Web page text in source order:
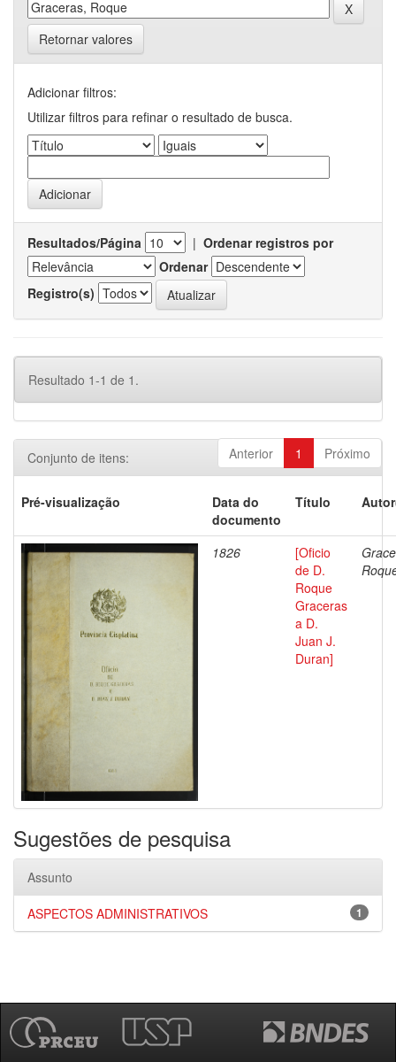
Retornar valores
Adicionar filtros:
Utilizar filtros para refinar o resultado de busca.
Resultados/Página | Ordenar registros por
Ordenar
Registro(s)
Resultado 1-1 de 1.
Anterior 1 Próximo
Conjunto de itens:
Pré-visualização
Data do
documento
Título
1826
[Oficio
de D.
Roque
Graceras
a D.
Juan J.
Duran]
Sugestões de pesquisa
Assunto
1
ASPECTOS ADMINISTRATIVOS